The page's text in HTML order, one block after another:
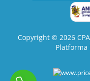
Copyright © 2026
Platforma